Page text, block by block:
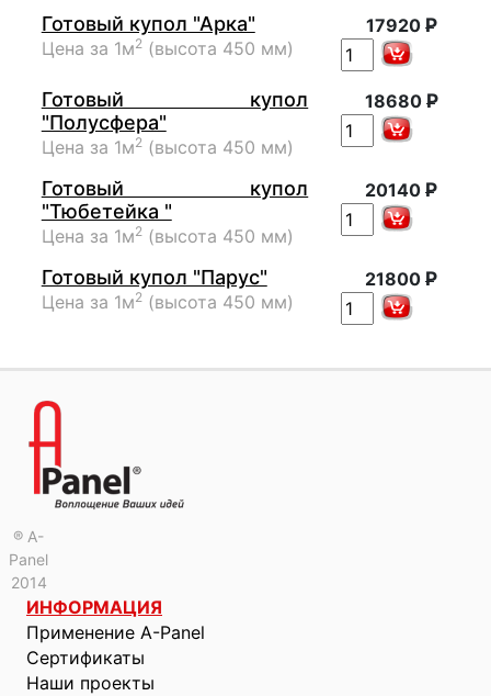
Готовый купол "Арка"
Цена за 1м2(высота 450 мм)
17920 Р
Готовый купол
"Полусфера"
Цена за 1м2(высота 450 мм)
18680 Р
Готовый купол
"Тюбетейка "
Цена за 1м2(высота 450 мм)
20140 Р
Готовый купол "Парус"
Цена за 1м2(высота 450 мм)
21800 Р
® A-
Panel
2014
ИНФОРМАЦИЯ
Применение A-Panel
Сертификаты
Наши проекты